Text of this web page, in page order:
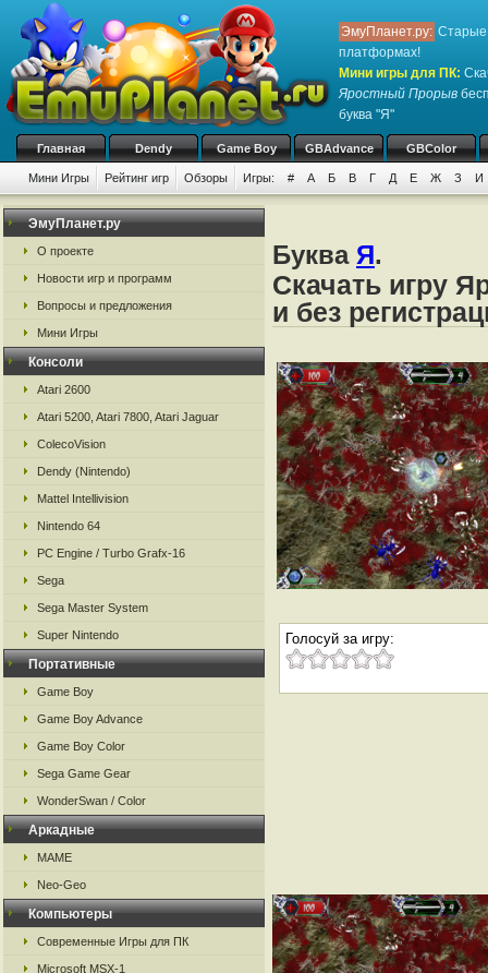
ЭмуПланет.ру: Старые
платформах!
Мини игры для ПК:
Яростный Прорыв
буква "Я"
Главная Dendy Game Boy GBAdvance GBColor
Мини Игры Рейтинг игр Обзоры Игры: # А Б В Г Д Е Ж З И
ЭмуПланет.ру
О проекте
Новости игр и программ
Вопросы и предложения
Мини Игры
Консоли
Atari 2600
Atari 5200, Atari 7800, Atari Jaguar
ColecoVision
Dendy (Nintendo)
Mattel Intellivision
Nintendo 64
PC Engine / Turbo Grafx-16
Sega
Sega Master System
Super Nintendo
Портативные
Game Boy
Game Boy Advance
Game Boy Color
Sega Game Gear
WonderSwan / Color
Аркадные
MAME
Neo-Geo
Компьютеры
Современные Игры для ПК
Microsoft MSX-1
Буква Я.
Скачать игру
и без
Голосуй за игру: